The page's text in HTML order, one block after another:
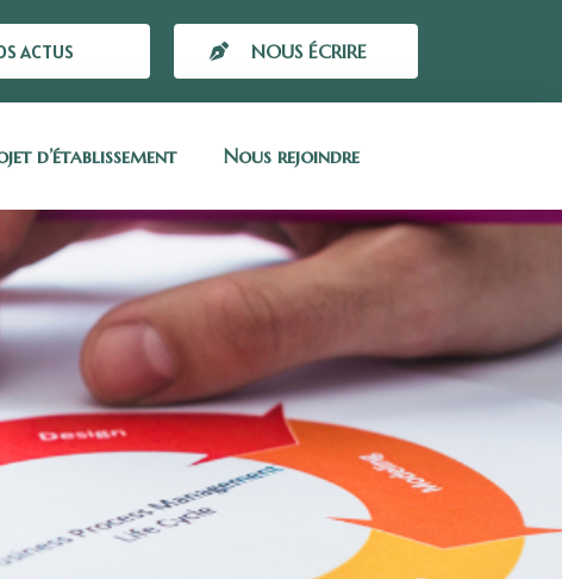
ACTUS NOUS ÉCRIRE
d’établissement Nous rejoindre